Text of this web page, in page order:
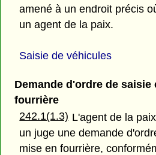
amené à un endroit précis
un agent de la paix.
Saisie de véhicules
Demande d'ordre de saisie
fourrière
242.1(1.3) L'agent de la
un juge une demande
mise en fourrière,